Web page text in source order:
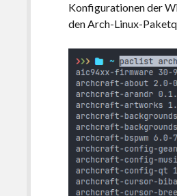
Konfigurationen der
den Arch-Linux-